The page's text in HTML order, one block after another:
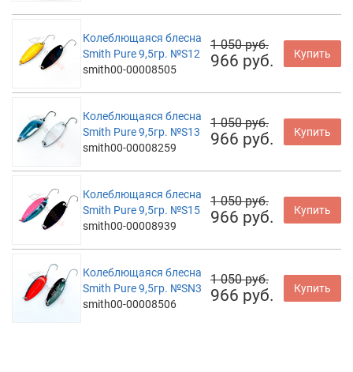
Колеблющаяся блесна
Smith Pure 9,5гр. №S12
smith00-00008505
1 050 руб.
966 руб. Купить
Колеблющаяся блесна
Smith Pure 9,5гр. №S13
smith00-00008259
1 050 руб.
966 руб. Купить
Колеблющаяся блесна
Smith Pure 9,5гр. №S15
smith00-00008939
1 050 руб.
966 руб. Купить
Колеблющаяся блесна
Smith Pure 9,5гр. №SN3
smith00-00008506
1 050 руб.
966 руб. Купить